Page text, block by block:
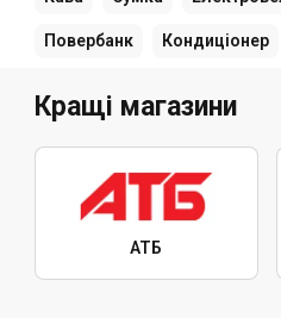
Повербанк Кондиціонер
Кращі магазини
АТБ